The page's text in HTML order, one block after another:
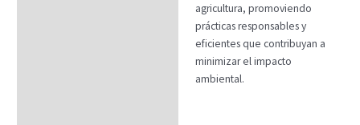
agricultura, promoviendo
prácticas responsables y
eficientes que contribuyan a
minimizar el impacto
ambiental.